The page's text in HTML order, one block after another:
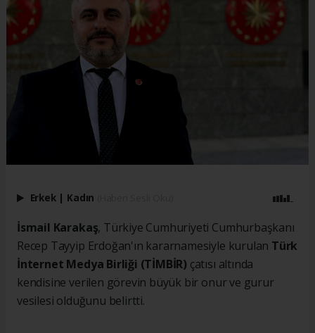
Erkek | Kadın
İsmail Karakaş, Türkiye Cumhuriyeti Cumhurbaşkanı
Recep Tayyip Erdoğan'ın kararnamesiyle kurulan Türk
İnternet Medya Birliği (TİMBİR) çatısı altında
kendisine verilen görevin büyük bir onur ve gurur
vesilesi olduğunu belirtti.